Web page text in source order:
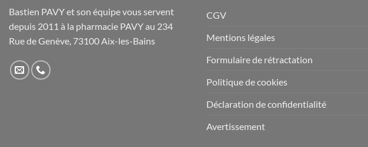
Bastien PAVY et son équipe vous servent
depuis 2011 à la pharmacie PAVY au 234
Rue de Genève, 73100 Aix-les-Bains
CGV
Mentions légales
Formulaire de rétractation
Politique de cookies
Déclaration de confidentialité
Avertissement